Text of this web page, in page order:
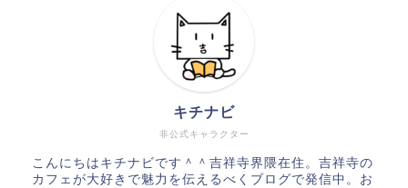
非公式キャラクター
キチナビ
こんにちはキチナビです＾＾吉祥寺界隈在住。吉祥寺の
カフェが大好きで魅力を伝えるべくブログで発信中。お